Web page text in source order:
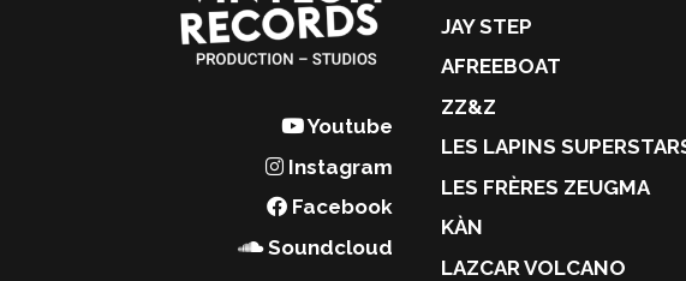
Youtube
Instagram
Facebook
Soundcloud
JAY STEP
AFREEBOAT
ZZ&Z
LES LAPINS
LES FRÈRES ZEUGMA
KÀN
LAZCAR VOLCANO